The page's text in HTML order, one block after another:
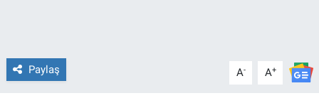
Paylaş A- A+
HABERDE İNSAN